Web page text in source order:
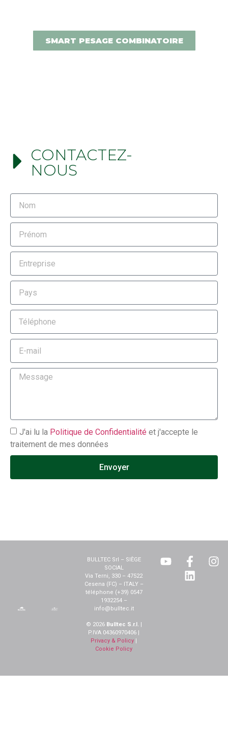
SMART PESAGE COMBINATOIRE
CONTACTEZ-
NOUS
J'ai lu la Politique de Confidentialité et j'accepte le
traitement de mes données
Envoyer
BULLTEC Srl – SIÈGE
SOCIAL
Via Terni, 330 – 47522
Cesena (FC) – ITALY –
téléphone (+39) 0547
1932254 –
info@bulltec.it
© 2026 Bulltec S.r.l. |
P.IVA 04360970406 |
Privacy & Policy |
Cookie Policy